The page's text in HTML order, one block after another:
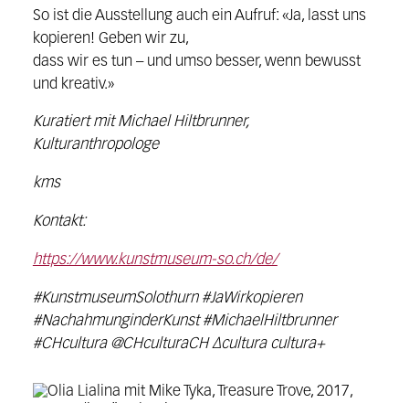
So ist die Ausstellung auch ein Aufruf: «Ja, lasst uns
kopieren! Geben wir zu,
dass wir es tun – und umso besser, wenn bewusst
und kreativ.»
Kuratiert mit Michael Hiltbrunner,
Kulturanthropologe
kms
Kontakt:
https://www.kunstmuseum-so.ch/de/
#KunstmuseumSolothurn #JaWirkopieren
#NachahmunginderKunst #MichaelHiltbrunner
#CHcultura @CHculturaCH ∆cultura cultura+